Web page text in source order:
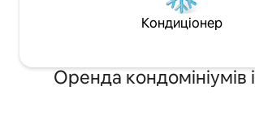
Кондиціонер
Оренда кондомініумів